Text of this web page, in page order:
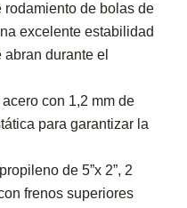
de bolas de
excelente estabilidad
durante el
con 1,2 mm de
para garantizar la
de 5”x 2”, 2
frenos superiores